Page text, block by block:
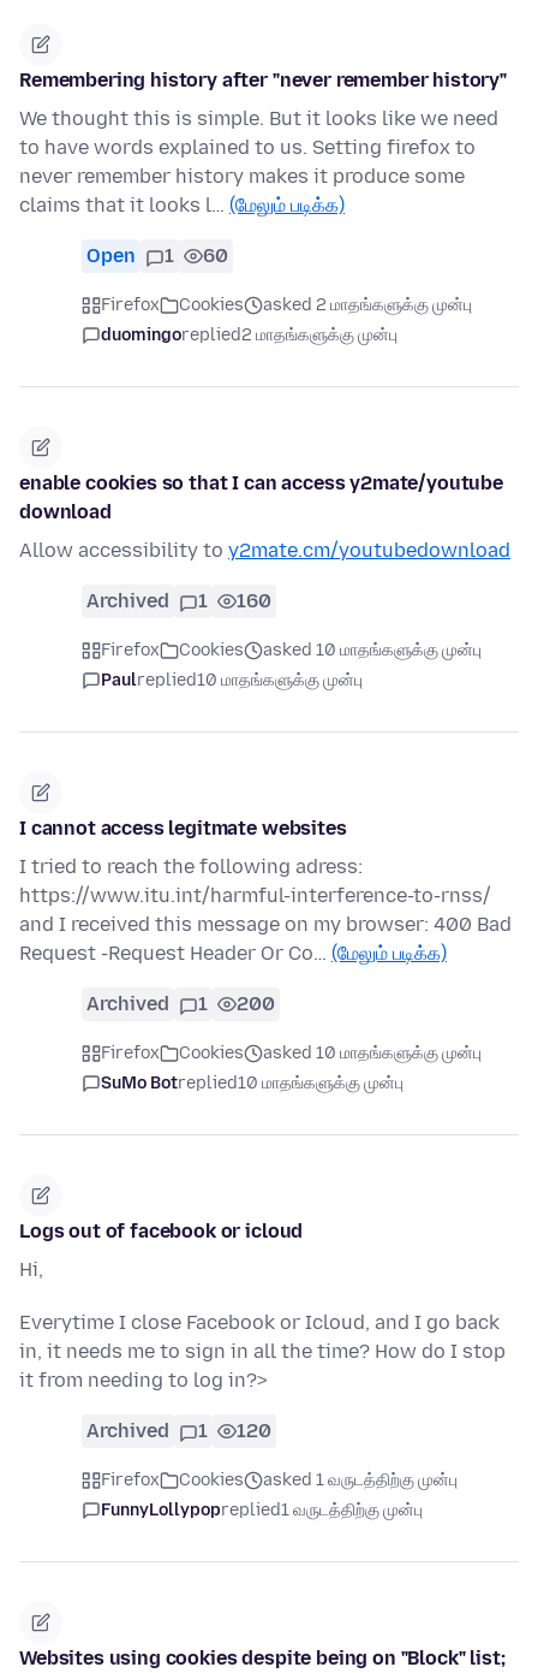
Remembering history after "never remember history"
We thought this is simple. But it looks like we need
to have words explained to us. Setting firefox to
never remember history makes it produce some
claims that it looks l… (மேலும் படிக்க)
Open 1 60
Firefox Cookies
asked 2 மாதங்களுக்கு முன்பு
duomingoreplied2 மாதங்களுக்கு முன்பு
enable cookies so that I can access y2mate/youtube
download
Allow accessibility to y2mate.cm/youtubedownload
Archived 1 160
Firefox Cookies
asked 10 மாதங்களுக்கு முன்பு
Paulreplied10 மாதங்களுக்கு முன்பு
I cannot access legitmate websites
I tried to reach the following adress:
https://www.itu.int/harmful-interference-to-rnss/
and I received this message on my browser: 400 Bad
Request -Request Header Or Co… (மேலும் படிக்க)
Archived 1 200
Firefox Cookies
asked 10 மாதங்களுக்கு முன்பு
SuMo Botreplied10 மாதங்களுக்கு முன்பு
Logs out of facebook or icloud
Hi,
Everytime I close Facebook or Icloud, and I go back
in, it needs me to sign in all the time? How do I stop
it from needing to log in?>
Archived 1 120
Firefox Cookies
asked 1 வருடத்திற்கு முன்பு
FunnyLollypopreplied1 வருடத்திற்கு முன்பு
Websites using cookies despite being on "Block" list;